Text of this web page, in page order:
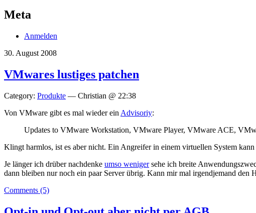
Meta
Anmelden
30. August 2008
VMwares lustiges patchen
Category: Produkte — Christian @ 22:38
Von VMware gibt es mal wieder ein Advisoriy:
Updates to VMware Workstation, VMware Player, VMware ACE,
Klingt harmlos, ist es aber nicht. Ein Angreifer in einem virtuellen System
Je länger ich drüber nachdenke umso wenigersehe ich breite
dann bleiben nur noch ein paar Server übrig. Kann mir mal irgendjemand
Comments (5)